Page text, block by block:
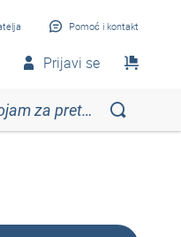
Pomoć i kontakt
Prijavi se